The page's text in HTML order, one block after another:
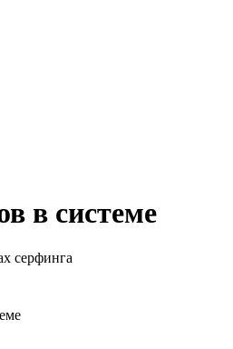
в системе
серфинга